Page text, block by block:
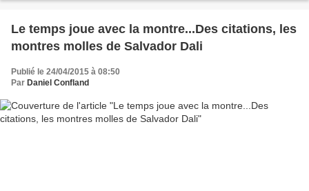
Le temps joue avec la montre...Des citations, les
montres molles de Salvador Dali
Publié le 24/04/2015 à 08:50
Par Daniel Confland